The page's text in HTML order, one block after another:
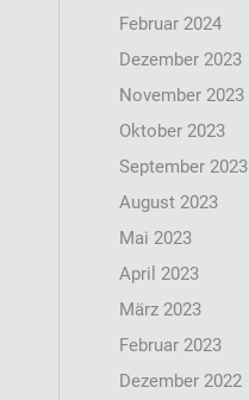
Februar 2024
Dezember 2023
November 2023
Oktober 2023
September 2023
August 2023
Mai 2023
April 2023
März 2023
Februar 2023
Dezember 2022